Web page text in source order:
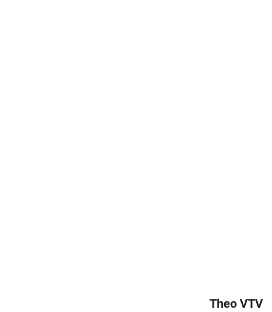
Theo VTV